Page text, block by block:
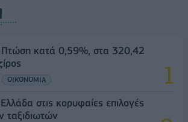
Πτώση κατά 0,59%, στα 320,42
ΟΙΚΟΝΟΜΙΑ
στις κορυφαίες επιλογές